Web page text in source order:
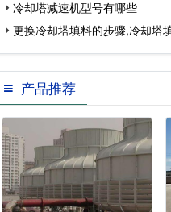
冷却塔减速机型号有哪些
更换冷却塔填料的步骤,冷却塔
产品推荐